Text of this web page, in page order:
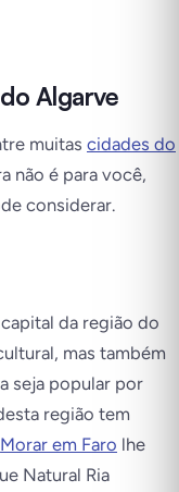
Algarve
muitas cidades do
não é para você,
considerar.
da região do
mas também
seja popular por
região tem
Morar em Faro lhe
Natural Ria